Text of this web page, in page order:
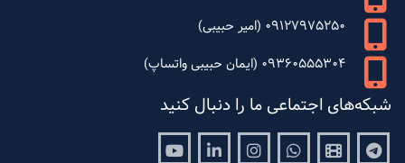
09127975250 (امیر حبیبی)
09360555304 (ایمان حبیبی واتساپ)
شبکه‌های اجتماعی ما را دنبال کنید
Telegram
Aparat
Whatsapp
Instagram
Linkedin
Youtube